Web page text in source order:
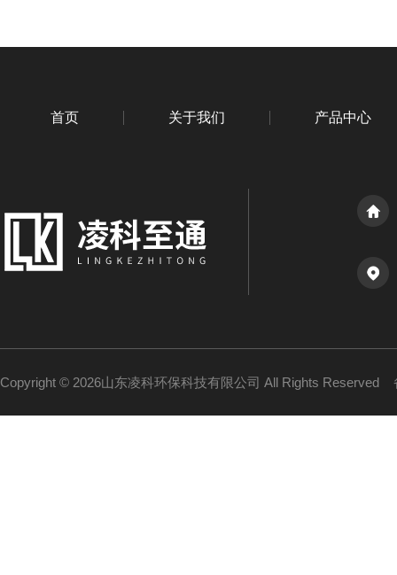
首页 关于我们 产品中心
Copyright © 2026山东凌科环保科技有限公司 All Rights Reserved